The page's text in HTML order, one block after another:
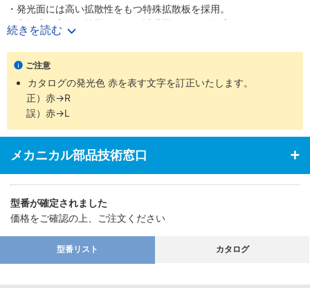
・発光面には高い拡散性をもつ特殊拡散板を採用。
・高輝度、高均一性照明のため透過照明として最適。
・広い範囲を照射できるムラの少ない反射照明としても活躍。
・偏光板などオプションの取付も可能。
・豊富な発光面形状と色調で様々なワークや検出目的に対応可能。
【用途】
・各種形状認識、寸法測定、異物検査、液面レベルチェック、ピン
ホール検査、シート材検査など。
続きを読む
ご注意
カタログの発光色 赤を表す文字を訂正いたします。
正）赤→R
誤）赤→L
メカニカル部品技術窓口
型番が確定されました
価格をご確認の上、ご注文ください
型番リスト カタログ